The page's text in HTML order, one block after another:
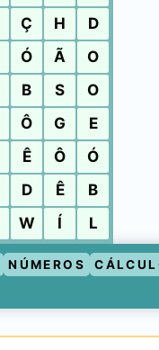
Ç H
D
Ó Ã
O
B S
O
Ô G
E
Ê Ô
Ó
D Ê
B
W Í L
NÚMEROS